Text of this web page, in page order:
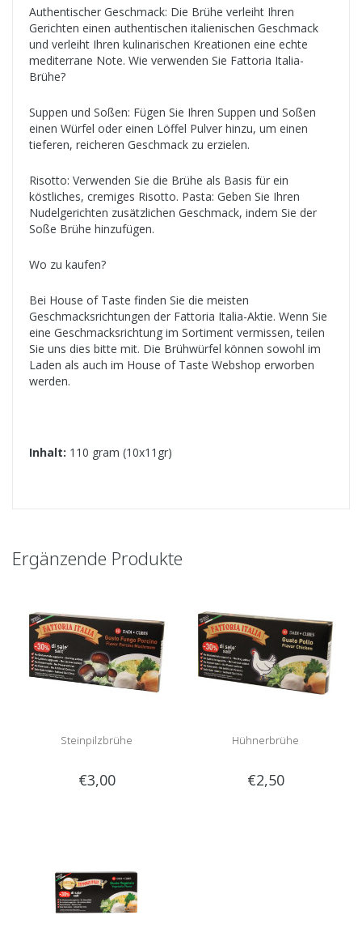
Authentischer Geschmack: Die Brühe verleiht Ihren
Gerichten einen authentischen italienischen Geschmack
und verleiht Ihren kulinarischen Kreationen eine echte
mediterrane Note. Wie verwenden Sie Fattoria Italia-
Brühe?
Suppen und Soßen: Fügen Sie Ihren Suppen und Soßen
einen Würfel oder einen Löffel Pulver hinzu, um einen
tieferen, reicheren Geschmack zu erzielen.
Risotto: Verwenden Sie die Brühe als Basis für ein
köstliches, cremiges Risotto. Pasta: Geben Sie Ihren
Nudelgerichten zusätzlichen Geschmack, indem Sie der
Soße Brühe hinzufügen.
Wo zu kaufen?
Bei House of Taste finden Sie die meisten
Geschmacksrichtungen der Fattoria Italia-Aktie. Wenn Sie
eine Geschmacksrichtung im Sortiment vermissen, teilen
Sie uns dies bitte mit. Die Brühwürfel können sowohl im
Laden als auch im House of Taste Webshop erworben
werden.
Inhalt: 110 gram (10x11gr)
Ergänzende Produkte
Steinpilzbrühe
€3,00
Hühnerbrühe
€2,50